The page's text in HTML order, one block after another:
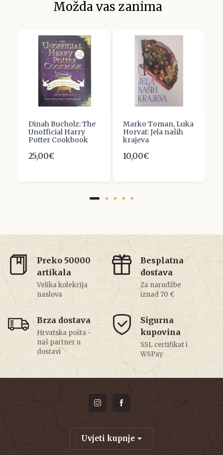
Možda vas zanima
Dinah Bucholz: The
Unofficial Harry
Potter Cookbook
25,00€
Marko Toman, Luka
Horvat: Jela naših
krajeva
10,00€
Preko 50000
artikala
Velika kolekcija
naslova
Besplatna
dostava
Za narudžbe
iznad 70 €
Brza dostava
Hrvatska pošta -
naš partner u
dostavi
Sigurna
kupovina
SSL certifikat i
WSPay
Uvjeti kupnje